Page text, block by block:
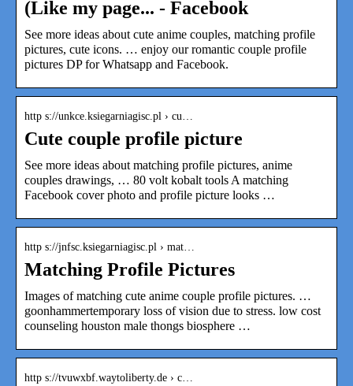
(Like my page... - Facebook
See more ideas about cute anime couples, matching profile
pictures, cute icons. … enjoy our romantic couple profile
pictures DP for Whatsapp and Facebook.
http s://unkce.ksiegarniagisc.pl › cu…
Cute couple profile picture
See more ideas about matching profile pictures, anime
couples drawings, … 80 volt kobalt tools A matching
Facebook cover photo and profile picture looks …
http s://jnfsc.ksiegarniagisc.pl › mat…
Matching Profile Pictures
Images of matching cute anime couple profile pictures. …
goonhammertemporary loss of vision due to stress. low cost
counseling houston male thongs biosphere …
http s://tvuwxbf.waytoliberty.de › c…